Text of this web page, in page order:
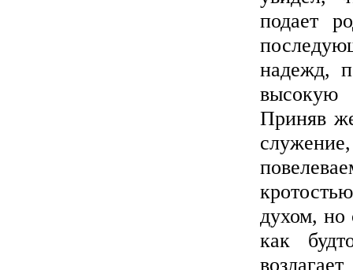
подает
надежд,
высокую
Приняв
духом, но
как